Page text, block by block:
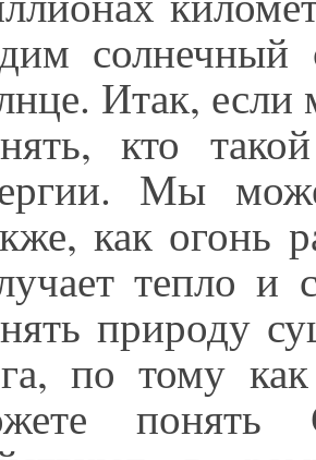
Итак,
кто
Мы
как огонь
тепло и
природу
по тому